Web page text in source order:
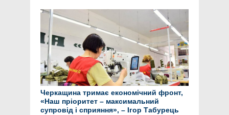
Черкащина тримає економічний фронт,
«Наш пріоритет – максимальний
супровід і сприяння», – Ігор Табурець